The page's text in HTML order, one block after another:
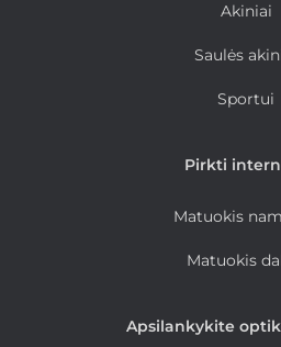
Akiniai
Saulės
Sportui
Pirkti
Matuokis
Matuokis
Apsilankykite